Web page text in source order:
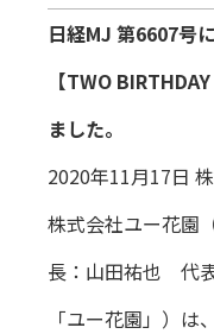
日経MJ 第6607号
【TWO
ました。
2020年11月17日
株式会社ユー花園
長：山田祐也 代
「ユー花園」）